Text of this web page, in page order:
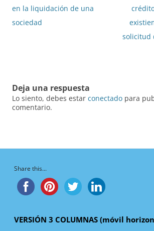
de
entradas
en la liquidación de una
sociedad
solicitud
Deja una respuesta
Lo siento, debes estar conectado para
comentario.
Share this...
VERSIÓN 3 COLUMNAS (móvil